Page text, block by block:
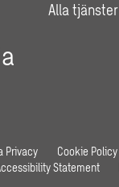
Alla tjänster
Privacy
Cookie Policy
Statement